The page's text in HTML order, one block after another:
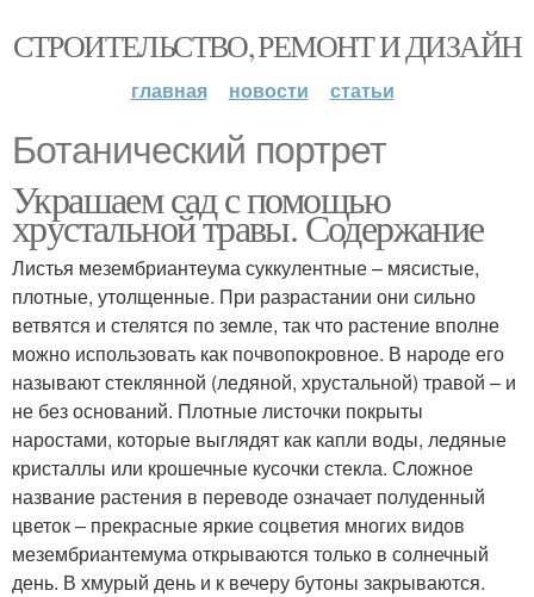
СТРОИТЕЛЬСТВО, РЕМОНТ И ДИЗАЙН
главная новости статьи
Ботанический портрет
Украшаем сад с помощью
хрустальной травы. Содержание
Листья мезембриантеума суккулентные – мясистые,
плотные, утолщенные. При разрастании они сильно
ветвятся и стелятся по земле, так что растение вполне
можно использовать как почвопокровное. В народе его
называют стеклянной (ледяной, хрустальной) травой – и
не без оснований. Плотные листочки покрыты
наростами, которые выглядят как капли воды, ледяные
кристаллы или крошечные кусочки стекла. Сложное
название растения в переводе означает полуденный
цветок – прекрасные яркие соцветия многих видов
мезембриантемума открываются только в солнечный
день. В хмурый день и к вечеру бутоны закрываются.